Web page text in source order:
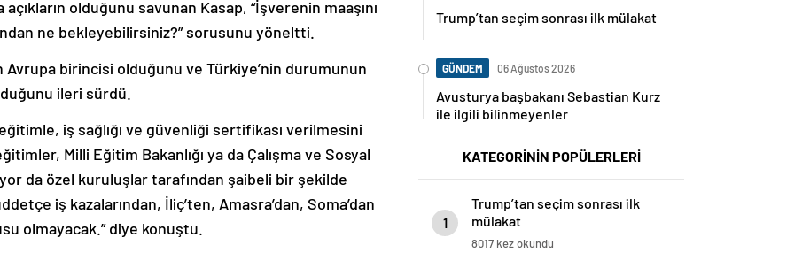
olduğunu savunan Kasap, “İşverenin maaşını
ne bekleyebilirsiniz?” sorusunu yöneltti.
Avrupa birincisi olduğunu ve Türkiye’nin durumunun
ileri sürdü.
iş sağlığı ve güvenliği sertifikası verilmesini
Milli Eğitim Bakanlığı ya da Çalışma ve Sosyal
da özel kuruluşlar tarafından şaibeli bir şekilde
iş kazalarından, İliç’ten, Amasra’dan, Soma’dan
olmayacak.” diye konuştu.
Trump’tan seçim sonrası ilk mülakat
GÜNDEM 06 Ağustos 2026
Avusturya başbakanı Sebastian Kurz
ile ilgili bilinmeyenler
KATEGORİNİN POPÜLERLERİ
1
Trump’tan seçim sonrası ilk
mülakat
8017 kez okundu